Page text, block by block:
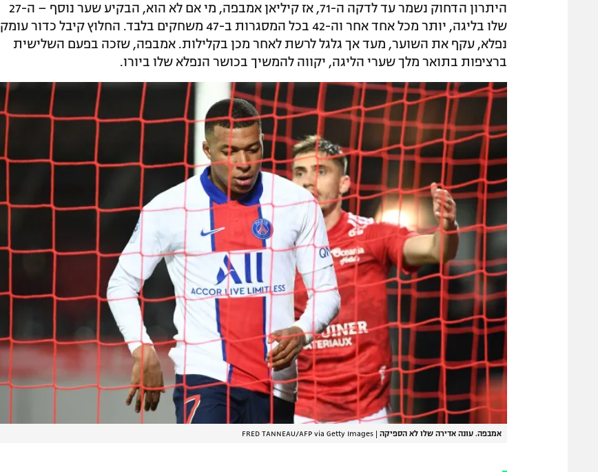
היתרון הדחוק נשמר עד לדקה ה-71, אז קיליאן אמבפה, מי אם לא הוא, הבקיע שער נוסף – ה-27
שלו בליגה, יותר מכל אחד אחר וה-42 בכל המסגרות ב-47 משחקים בלבד. החלוץ קיבל כדור עומק
נפלא, עקף את השוער, מעד אך גלגל לרשת לאחר מכן בקלילות. אמבפה, שזכה בפעם השלישית
ברציפות בתואר מלך שערי הליגה, יקווה להמשיך בכושר הנפלא שלו ביורו.
אמבפה. עונה אדירה שלו לא הספיקה |
FRED TANNEAU/AFP via Getty Images